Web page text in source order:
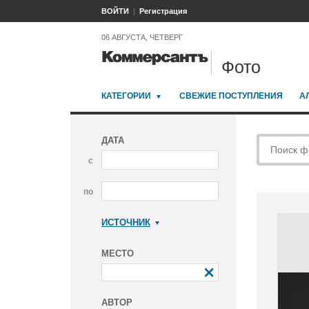
ВОЙТИ Регистрация
06 АВГУСТА, ЧЕТВЕРГ
Фото
КАТЕГОРИИ СВЕЖИЕ ПОСТУПЛЕНИЯ
ДАТА
с
по
ИСТОЧНИК
МЕСТО
АВТОР